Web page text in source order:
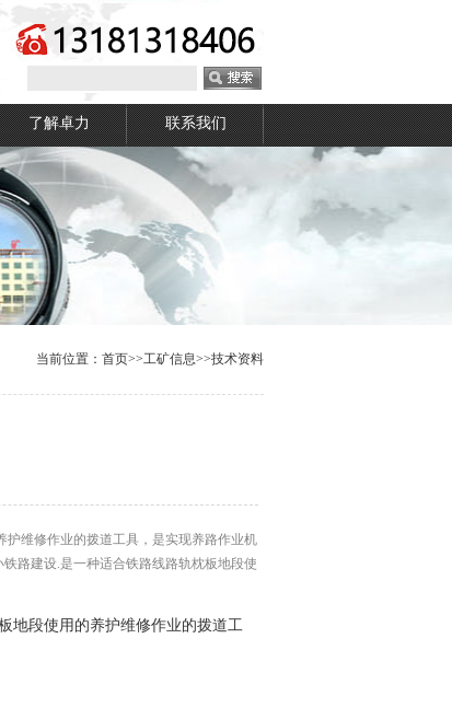
了解卓力 联系我们
当前位置： 首页>>工矿信息>>技术资料
维修作业的拨道工具，是实现养路作业机
路建设.是一种适合铁路线路轨枕板地段使
地段使用的养护维修作业的拨道工